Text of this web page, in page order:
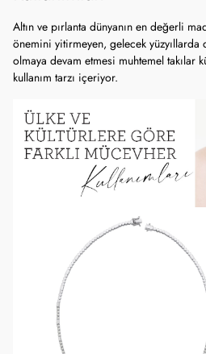
Altın ve pırlanta dünyanın en değerli
önemini yitirmeyen, gelecek
olmaya devam etmesi muhtemel takılar
kullanım tarzı içeriyor.